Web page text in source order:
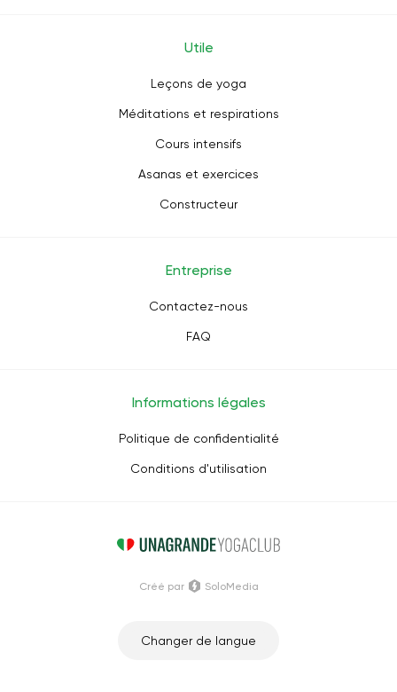
Utile
Leçons de yoga
Méditations et respirations
Cours intensifs
Asanas et exercices
Constructeur
Entreprise
Contactez-nous
FAQ
Informations légales
Politique de confidentialité
Conditions d'utilisation
Changer de langue
Créé par SoloMedia